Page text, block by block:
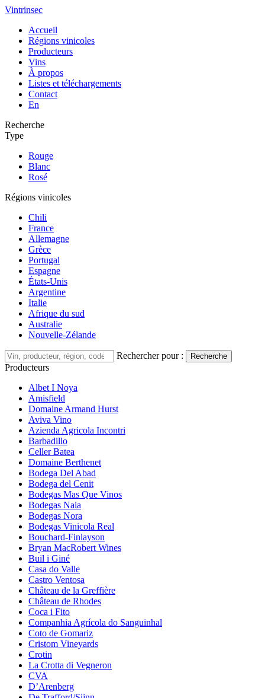
Vintrinsec
Accueil
Régions vinicoles
Producteurs
Vins
À propos
Listes et téléchargements
Contact
En
Recherche
Type
Rouge
Blanc
Rosé
Régions vinicoles
Chili
France
Allemagne
Grèce
Portugal
Espagne
États-Unis
Argentine
Italie
Afrique du sud
Australie
Nouvelle-Zélande
Rechercher pour : Recherche
Producteurs
Albet I Noya
Amisfield
Domaine Armand Hurst
Aviva Vino
Azienda Agricola Incontri
Barbadillo
Celler Batea
Domaine Berthenet
Bodega Del Abad
Bodega del Cenit
Bodegas Mas Que Vinos
Bodegas Naia
Bodegas Nora
Bodegas Vinicola Real
Bouchard-Finlayson
Bryan MacRobert Wines
Buil i Giné
Casa do Valle
Castro Ventosa
Château de la Greffière
Château de Rhodes
Coca i Fito
Companhia Agrícola do Sanguinhal
Coto de Gomariz
Cristom Vineyards
Crotin
La Crotta di Vegneron
CVA
D’Arenberg